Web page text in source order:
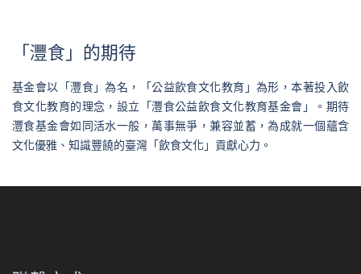
「灃食」的期待
基金會以「灃食」為名，「公益飲食文化教育」為形，本著投入飲
食文化教育的理念，設立「灃食公益飲食文化教育基金會」。期待
灃食基金會如同活水一般，萬事無爭，兼容並蓄，為成就一個蘊含
文化優雅、知識豐饒的臺灣「飲食文化」貢獻心力。